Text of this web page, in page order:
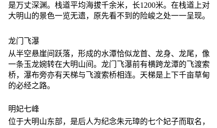
是万丈深渊。栈道平均海拔千余米，长1200米。在栈道上对
大明山的景色一览无遗，原先看不到的险峻之处一一呈现。
龙门飞瀑
从半空悬崖间跃落，形成的水潭恰似龙首、龙身、龙尾，像
一条玉龙婉转在大明山间。龙门飞瀑前有横跨龙潭的飞渡索
桥，瀑布旁亦有天梯与飞渡索桥相连。天梯是上下千亩草甸
的必经之路。
明妃七峰
位于大明山东部，是后人为纪念朱元璋的七个妃子而取名，